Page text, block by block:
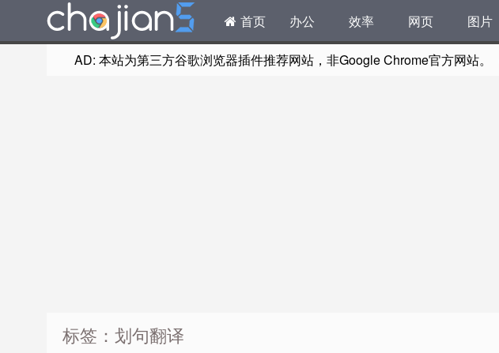
首页 办公 效率 网页 图片
AD: 本站为第三方谷歌浏览器插件推荐网站，非Google Chrome官方网站。
标签：划句翻译